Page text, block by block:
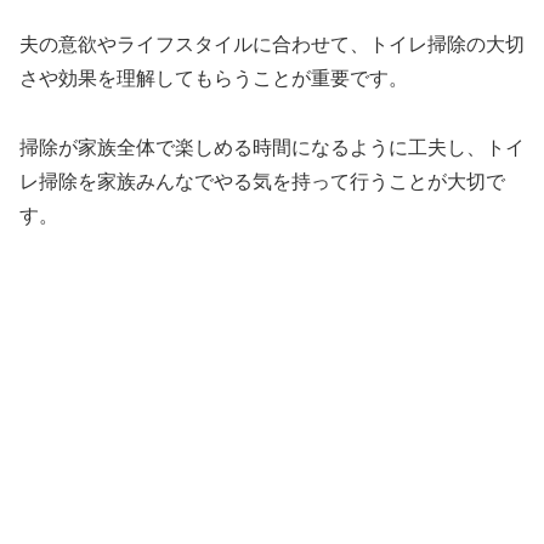
夫の意欲やライフスタイルに合わせて、トイレ掃除の大切
さや効果を理解してもらうことが重要です。
掃除が家族全体で楽しめる時間になるように工夫し、トイ
レ掃除を家族みんなでやる気を持って行うことが大切で
す。